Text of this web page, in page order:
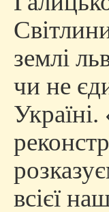
землі
чи не
всієї